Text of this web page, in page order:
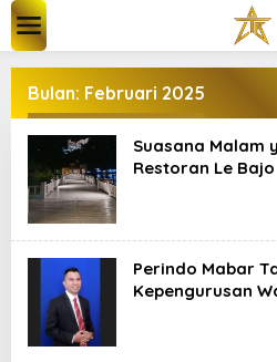
w
Bulan: Februari 2025
Suasana Malam
Restoran Le Bajo
Perindo Mabar
Kepengurusan